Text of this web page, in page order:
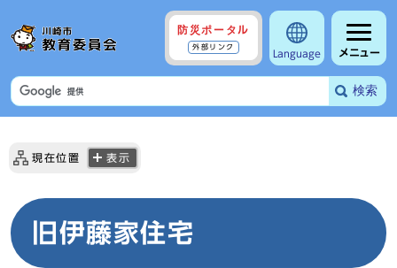
防災ポータル
外部リンク
Language メニュー
検索
現在位置 表示
旧伊藤家住宅